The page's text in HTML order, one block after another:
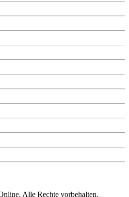
Alle Rechte vorbehalten.